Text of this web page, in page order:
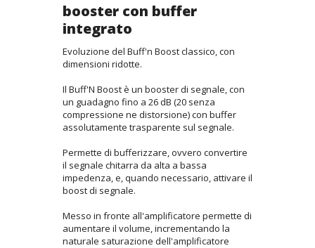
booster con buffer
integrato
Evoluzione del Buff'n Boost classico, con
dimensioni ridotte.
Il Buff'N Boost è un booster di segnale, con
un guadagno fino a 26 dB (20 senza
compressione ne distorsione) con buffer
assolutamente trasparente sul segnale.
Permette di bufferizzare, ovvero convertire
il segnale chitarra da alta a bassa
impedenza, e, quando necessario, attivare il
boost di segnale.
Messo in fronte all'amplificatore permette di
aumentare il volume, incrementando la
naturale saturazione dell'amplificatore